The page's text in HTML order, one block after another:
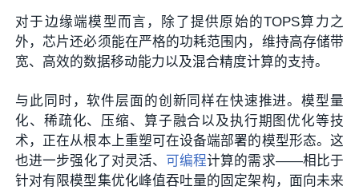
对于边缘端模型而言，除了提供原始的TOPS算力之
外，芯片还必须能在严格的功耗范围内，维持高存储带
宽、高效的数据移动能力以及混合精度计算的支持。
与此同时，软件层面的创新同样在快速推进。模型量
化、稀疏化、压缩、算子融合以及执行期图优化等技
术，正在从根本上重塑可在设备端部署的模型形态。这
也进一步强化了对灵活、 可编程计算的需求——相比于
针对有限模型集优化峰值吞吐量的固定架构，面向未来